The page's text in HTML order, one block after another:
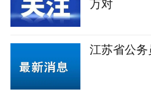
万对
江苏省公